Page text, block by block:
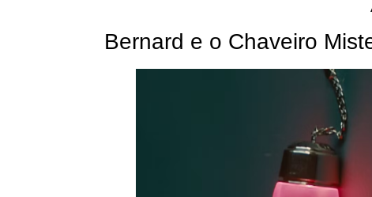
Bernard e o Chaveiro